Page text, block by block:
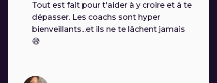
Tout est fait pour t'aider à y croire et à te
dépasser. Les coachs sont hyper
bienveillants...et ils ne te lâchent jamais
😅